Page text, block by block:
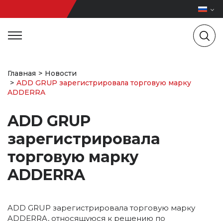
Главная
Новости
ADD GRUP зарегистрировала торговую марку
ADDERRA
ADD GRUP
зарегистрировала
торговую марку
ADDERRA
ADD GRUP зарегистрировала торговую марку
ADDERRA, относящуюся к решению по